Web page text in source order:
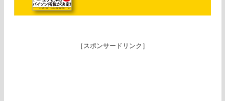
［スポンサードリンク］